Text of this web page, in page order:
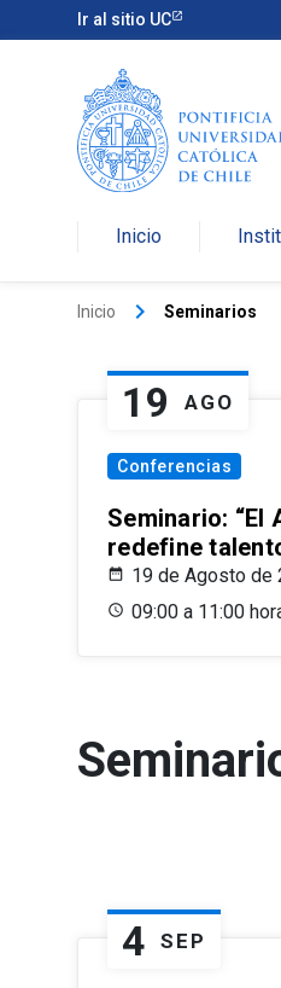
Ir al sitio UC
Inicio
Inicio keyboard_arrow_right Seminarios
19 AGO
Conferencias
Seminario: “El
redefine
19 de Agosto de
09:00 a 11:00
4 SEP